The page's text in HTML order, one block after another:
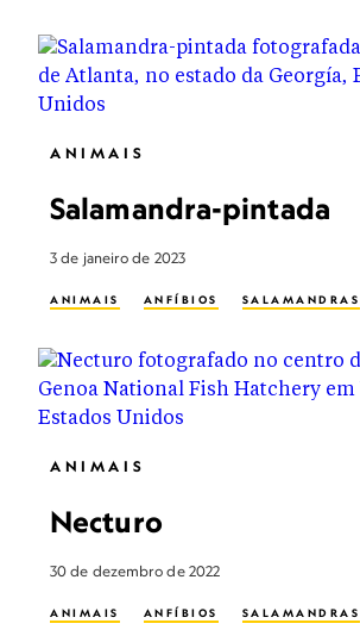
ANIMAIS
Salamandra-pintada
3 de janeiro de 2023
ANIMAIS ANFÍBIOS SALAMANDRAS
ANIMAIS
Necturo
30 de dezembro de 2022
ANIMAIS ANFÍBIOS SALAMANDRAS